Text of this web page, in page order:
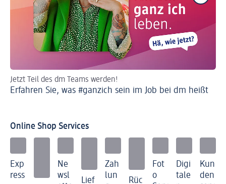
Jetzt Teil des dm Teams werden!
Erfahren Sie, was #ganzich sein im Job bei dm heißt
Online Shop Services
Exp
ress
Ne
wsl
Lief
Zah
lun
Rüc
Fot
o
Digi
tale
Kun
den